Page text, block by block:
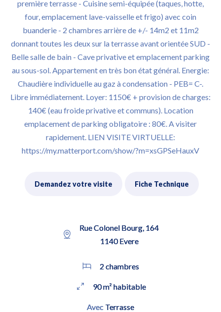
première terrasse - Cuisine semi-équipée (taques, hotte,
four, emplacement lave-vaisselle et frigo) avec coin
buanderie - 2 chambres arrière de +/- 14m2 et 11m2
donnant toutes les deux sur la terrasse avant orientée SUD -
Belle salle de bain - Cave privative et emplacement parking
au sous-sol. Appartement en très bon état général. Energie:
Chaudière individuelle au gaz à condensation - PEB= C-.
Libre immédiatement. Loyer: 1150€ + provision de charges:
140€ (eau froide privative et communs). Location
emplacement de parking obligatoire : 80€. A visiter
rapidement. LIEN VISITE VIRTUELLE:
https://my.matterport.com/show/?m=xsGPSeHauxV
Demandez votre visite Fiche Technique
Rue Colonel Bourg, 164
1140 Evere
2 chambres
90 m² habitable
Avec Terrasse